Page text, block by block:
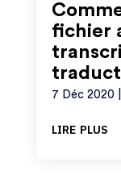
fichier
7 Déc 2020|
lire plus